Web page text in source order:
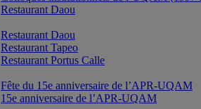
Restaurant Daou
Restaurant Daou
Restaurant Tapeo
Restaurant Portus Calle
Fête du 15e anniversaire de l’APR-UQAM
15e anniversaire de l’APR-UQAM